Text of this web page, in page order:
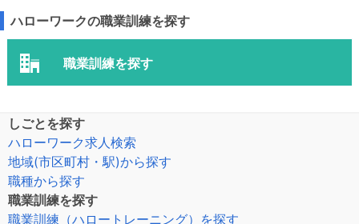
ハローワークの職業訓練を探す
職業訓練を探す
しごとを探す
ハローワーク求人検索
地域(市区町村・駅)から探す
職種から探す
職業訓練を探す
職業訓練（ハロートレーニング）を探す